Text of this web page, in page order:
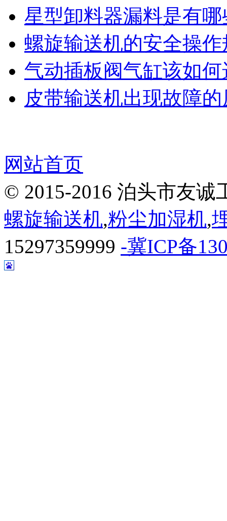
星型卸料器漏料是有
螺旋输送机的安全操
气动插板阀气缸该如何
皮带输送机出现故障
网站首页
© 2015-2016 泊头市友
螺旋输送机,粉尘加湿机,
15297359999 -冀ICP备